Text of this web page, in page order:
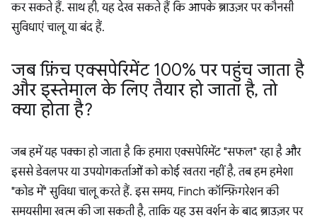
कर सकते हैं. साथ ही, यह देख सकते हैं कि आपके ब्राउज़र पर कौनसी
सुविधाएं चालू या बंद हैं.
जब फ़िंच एक्सपेरिमेंट 100% पर पहुंच जाता है
और इस्तेमाल के लिए तैयार हो जाता है, तो
क्या होता है?
जब हमें यह पक्का हो जाता है कि हमारा एक्सपेरिमेंट "सफल" रहा है और
इससे डेवलपर या उपयोगकर्ताओं को कोई खतरा नहीं है, तब हम हमेशा
"कोड में" सुविधा चालू करते हैं. इस समय, Finch कॉन्फ़िगरेशन की
समयसीमा खत्म की जा सकती है, ताकि यह उस वर्शन के बाद ब्राउज़र पर